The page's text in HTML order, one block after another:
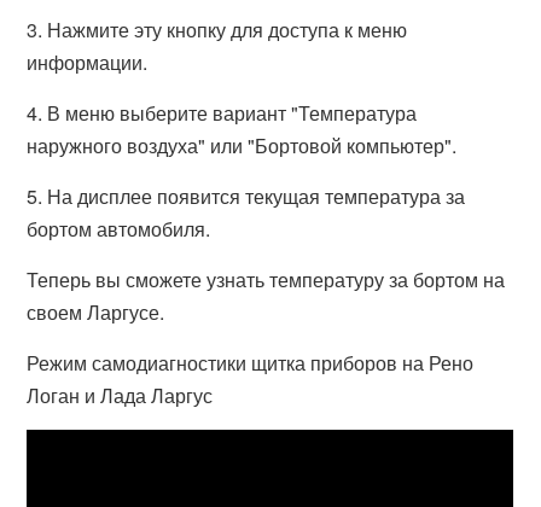
3. Нажмите эту кнопку для доступа к меню
информации.
4. В меню выберите вариант "Температура
наружного воздуха" или "Бортовой компьютер".
5. На дисплее появится текущая температура за
бортом автомобиля.
Теперь вы сможете узнать температуру за бортом на
своем Ларгусе.
Режим самодиагностики щитка приборов на Рено
Логан и Лада Ларгус